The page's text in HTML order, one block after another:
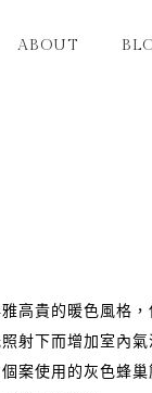
ABOUT
高貴的暖色風格，
射下而增加室內
案使用的灰色蜂